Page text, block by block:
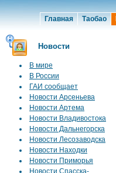
Главная Таобао
Новости
В мире
В России
ГАИ сообщает
Новости Арсеньева
Новости Артема
Новости Владивостока
Новости Дальнегорска
Новости Лесозаводска
Новости Находки
Новости Приморья
Новости Спасска-